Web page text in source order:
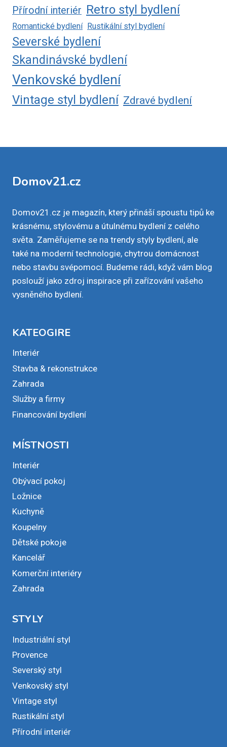
Přírodní interiér Retro styl bydlení
Romantické bydlení Rustikální styl bydlení
Severské bydlení
Skandinávské bydlení
Venkovské bydlení
Vintage styl bydlení Zdravé bydlení
Domov21.cz
Domov21.cz je magazín, který přináší spoustu tipů ke
krásnému, stylovému a útulnému bydlení z celého
světa. Zaměřujeme se na trendy styly bydlení, ale
také na moderní technologie, chytrou domácnost
nebo stavbu svépomocí. Budeme rádi, když vám blog
poslouží jako zdroj inspirace při zařízování vašeho
vysněného bydlení.
KATEOGIRE
Interiér
Stavba & rekonstrukce
Zahrada
Služby a firmy
Financování bydlení
MÍSTNOSTI
Interiér
Obývací pokoj
Ložnice
Kuchyně
Koupelny
Dětské pokoje
Kancelář
Komerční interiéry
Zahrada
STYLY
Industriální styl
Provence
Severský styl
Venkovský styl
Vintage styl
Rustikální styl
Přírodní interiér